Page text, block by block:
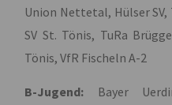
Union Nettetal, Hülser SV,
SV St. Tönis, TuRa
Tönis, VfR Fischeln A-2
B-Jugend: Bayer